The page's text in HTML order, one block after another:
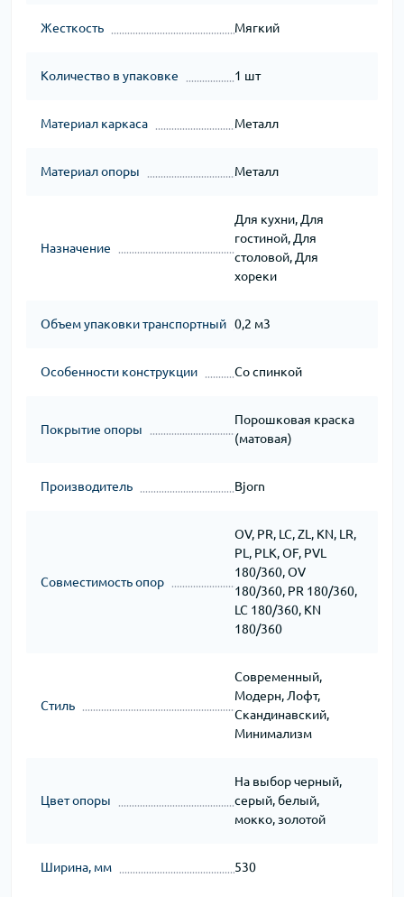
Жесткость Мягкий
Количество в упаковке 1 шт
Материал каркаса Металл
Материал опоры Металл
Назначение
Для кухни, Для
гостиной, Для
столовой, Для
хореки
Объем упаковки транспортный 0,2 м3
Особенности конструкции Со спинкой
Покрытие опоры
Порошковая краска
(матовая)
Производитель Bjorn
Совместимость опор
OV, PR, LC, ZL, KN, LR,
PL, PLK, OF, PVL
180/360, OV
180/360, PR 180/360,
LC 180/360, KN
180/360
Стиль
Современный,
Модерн, Лофт,
Скандинавский,
Минимализм
Цвет опоры
На выбор черный,
серый, белый,
мокко, золотой
Ширина, мм 530